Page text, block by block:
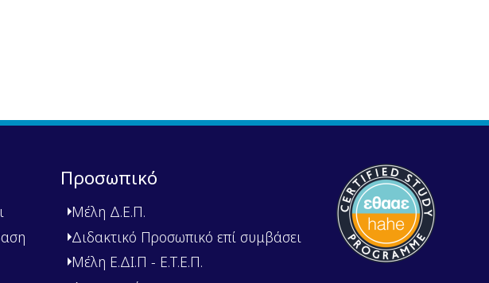
Προσωπικό
Μέλη Δ.Ε.Π.
Διδακτικό Προσωπικό επί συμβάσει
Μέλη Ε.ΔΙ.Π - Ε.Τ.Ε.Π.